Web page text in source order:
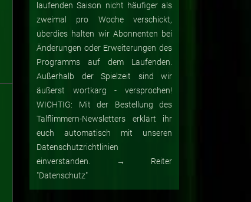
laufenden Saison nicht häufiger als
zweimal pro Woche verschickt,
überdies halten wir Abonnenten bei
Änderungen oder Erweiterungen des
Programms auf dem Laufenden.
Außerhalb der Spielzeit sind wir
äußerst wortkarg - versprochen!
WICHTIG: Mit der Bestellung des
Talflimmern-Newsletters erklärt ihr
euch automatisch mit unseren
Datenschutzrichtlinien
einverstanden. → Reiter
"Datenschutz"